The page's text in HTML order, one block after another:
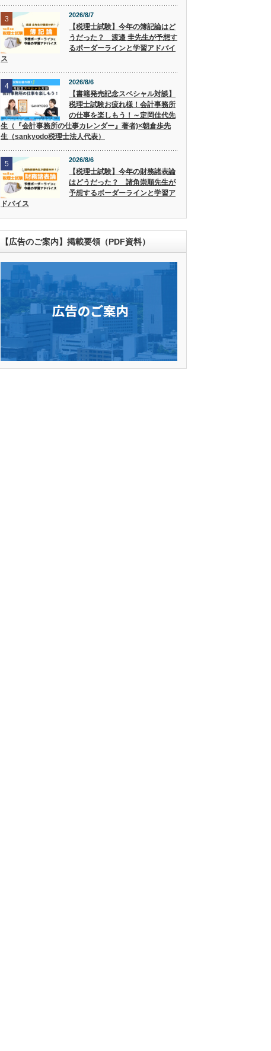
3 2026/8/7
【税理士試験】今年の簿記論はど
うだった？ 渡邉 圭先生が予想す
るボーダーラインと学習アドバイ
ス
4 2026/8/6
【書籍発売記念スペシャル対談】
税理士試験お疲れ様！会計事務所
の仕事を楽しもう！～定岡佳代先
生（『会計事務所の仕事カレンダー』著者)×朝倉歩先
生（sankyodo税理士法人代表）
5 2026/8/6
【税理士試験】今年の財務諸表論
はどうだった？ 諸角崇順先生が
予想するボーダーラインと学習ア
ドバイス
【広告のご案内】掲載要領（PDF資料）